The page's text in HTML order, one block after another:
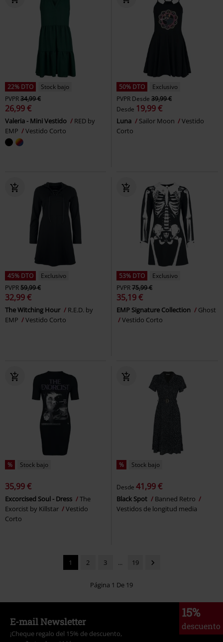
22% DTO
Stock bajo
PVPR34,99 €
26,99 €
Valeria - Mini Vestido
RED by
EMP
Vestido Corto
50% DTO
Exclusivo
PVPR Desde 39,99 €
Desde 19,99 €
Luna Sailor Moon
Vestido
Corto
45% DTO
Exclusivo
PVPR59,99 €
32,99 €
The Witching Hour
R.E.D. by
EMP
Vestido Corto
53% DTO
Exclusivo
PVPR75,99 €
35,19 €
EMP Signature Collection
Ghost
Vestido Corto
% Stock bajo
35,99 €
Excorcised Soul - Dress
The
Exorcist by Killstar
Vestido
Corto
% Stock bajo
Desde 41,99 €
Black Spot
Banned Retro
Vestidos de longitud media
1 2 3 ... 19
Página 1 De 19
15%
descuento
E-mail Newsletter
¡Cheque regalo del 15% de descuento,